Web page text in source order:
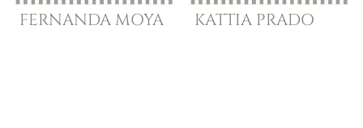
FERNANDA MOYA KATTIA PRADO